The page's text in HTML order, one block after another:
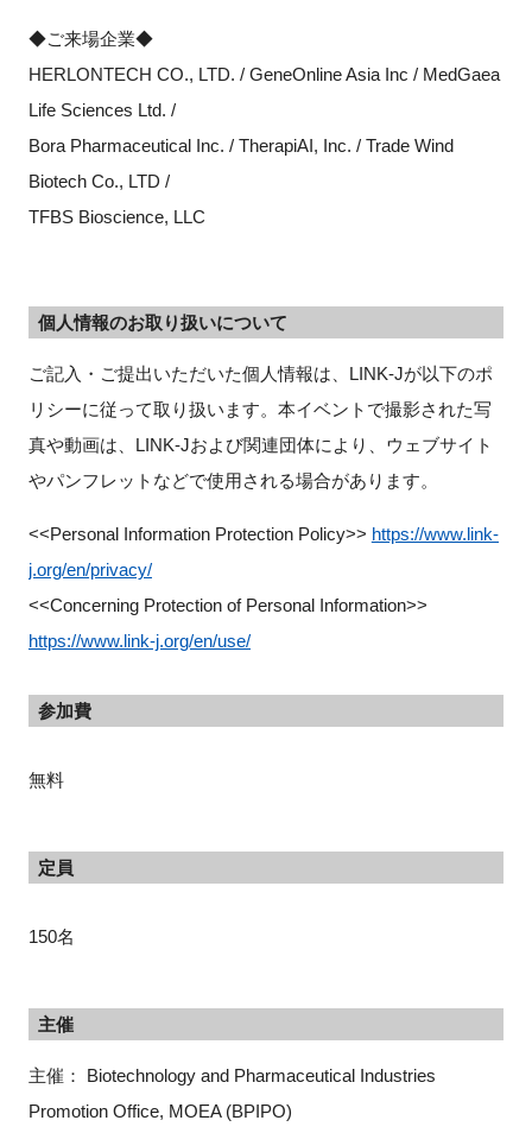
◆ご来場企業◆
HERLONTECH CO., LTD. / GeneOnline Asia Inc / MedGaea
Life Sciences Ltd. /
Bora Pharmaceutical Inc. / TherapiAI, Inc. / Trade Wind
Biotech Co., LTD /
TFBS Bioscience, LLC
個人情報のお取り扱いについて
ご記入・ご提出いただいた個人情報は、LINK-Jが以下のポ
リシーに従って取り扱います。本イベントで撮影された写
真や動画は、LINK-Jおよび関連団体により、ウェブサイト
やパンフレットなどで使用される場合があります。
<<Personal Information Protection Policy>> https://www.link-
j.org/en/privacy/
<<Concerning Protection of Personal Information>>
https://www.link-j.org/en/use/
参加費
無料
定員
150名
主催
主催： Biotechnology and Pharmaceutical Industries
Promotion Office, MOEA (BPIPO)